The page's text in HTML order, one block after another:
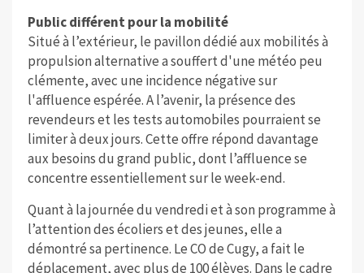
Public différent pour la mobilité
Situé à l’extérieur, le pavillon dédié aux mobilités à
propulsion alternative a souffert d'une météo peu
clémente, avec une incidence négative sur
l'affluence espérée. A l’avenir, la présence des
revendeurs et les tests automobiles pourraient se
limiter à deux jours. Cette offre répond davantage
aux besoins du grand public, dont l’affluence se
concentre essentiellement sur le week-end.
Quant à la journée du vendredi et à son programme à
l’attention des écoliers et des jeunes, elle a
démontré sa pertinence. Le CO de Cugy, a fait le
déplacement, avec plus de 100 élèves. Dans le cadre